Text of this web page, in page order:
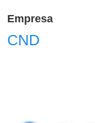
Empresa
CND